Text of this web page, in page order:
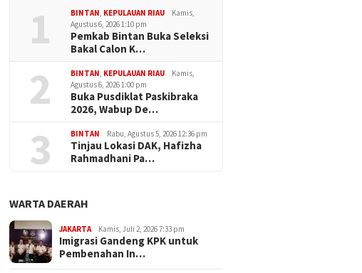
1 BINTAN KEPULAUAN RIAU
Kamis,
Agustus 6, 2026 1:10 pm
Pemkab Bintan Buka Seleksi
Bakal Calon K…
2 BINTAN KEPULAUAN RIAU
Kamis,
Agustus 6, 2026 1:00 pm
Buka Pusdiklat Paskibraka
2026, Wabup De…
3 BINTAN Rabu, Agustus 5, 2026 12:36 pm
Tinjau Lokasi DAK, Hafizha
Rahmadhani Pa…
WARTA DAERAH
JAKARTA Kamis, Juli 2, 2026 7:33 pm
Imigrasi Gandeng KPK untuk
Pembenahan In…